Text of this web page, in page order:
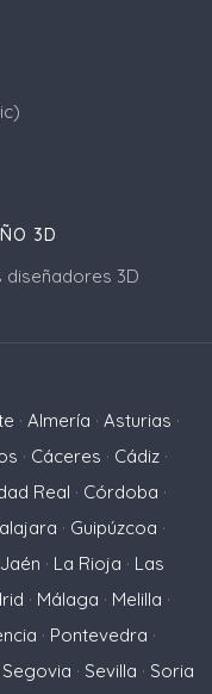
3D
3D
· Almería · Asturias ·
· Cáceres · Cádiz ·
Real · Córdoba ·
· Guipúzcoa ·
Jaén · La Rioja · Las
· Málaga · Melilla ·
· Pontevedra ·
Segovia · Sevilla · Soria